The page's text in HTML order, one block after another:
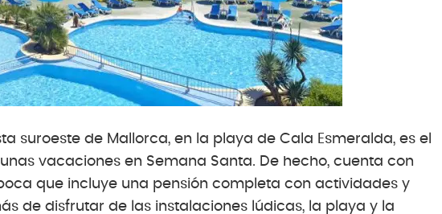
suroeste de Mallorca, en la playa de Cala Esmeralda, es el
vacaciones en Semana Santa. De hecho, cuenta con
que incluye una pensión completa con actividades y
de disfrutar de las instalaciones lúdicas, la playa y la